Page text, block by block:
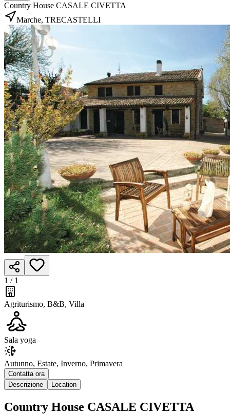
Country House CASALE CIVETTA
Marche, TRECASTELLI
1 / 1
Agriturismo, B&B, Villa
Sala yoga
Autunno, Estate, Inverno, Primavera
Contatta ora
Descrizione
Location
Country House CASALE CIVETTA